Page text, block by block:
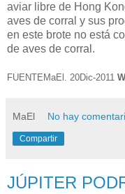
aviar libre de Hong
aves de corral y sus
en este brote no está
de aves de corral.
FUENTEMaEl. 20Dic-2011
MaEl No hay
Compartir
JÚPITER